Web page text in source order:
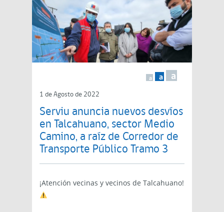
a a a
1 de Agosto de 2022
Serviu anuncia nuevos desvíos
en Talcahuano, sector Medio
Camino, a raíz de Corredor de
Transporte Público Tramo 3
¡Atención vecinas y vecinos de Talcahuano!